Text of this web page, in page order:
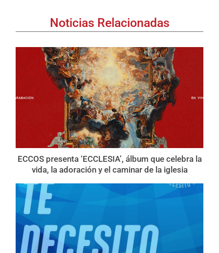
Noticias Relacionadas
ECCOS presenta ‘ECCLESIA’, álbum que celebra la
vida, la adoración y el caminar de la iglesia